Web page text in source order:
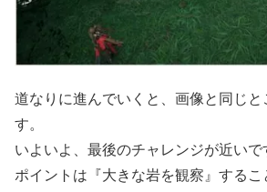
道なりに進んでいくと、画像と同じと
す。
いよいよ、最後のチャレンジが近いで
ポイントは『大きな岩を観察』するこ